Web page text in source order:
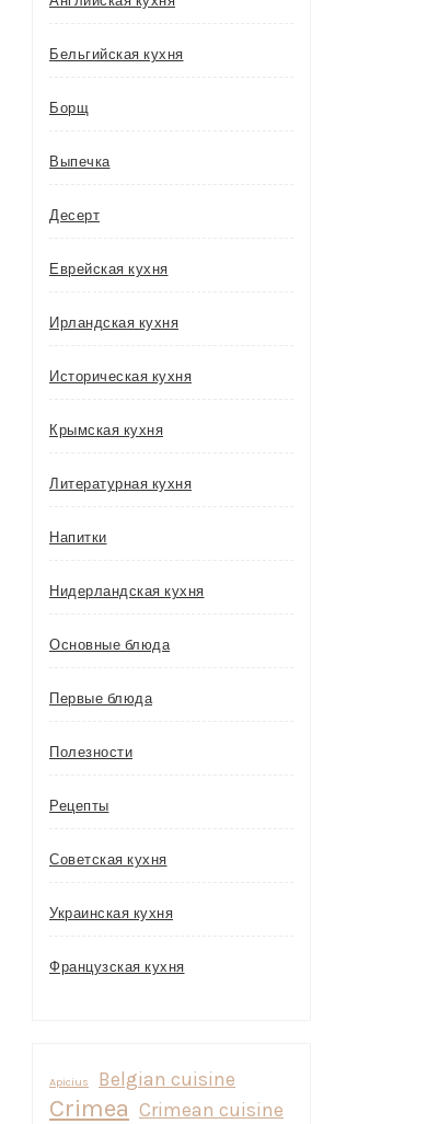
Бельгийская кухня
Борщ
Выпечка
Десерт
Еврейская кухня
Ирландская кухня
Историческая кухня
Крымская кухня
Литературная кухня
Напитки
Нидерландская кухня
Основные блюда
Первые блюда
Полезности
Рецепты
Советская кухня
Украинская кухня
Французская кухня
Apicius Belgian cuisine
Crimea Crimean cuisine